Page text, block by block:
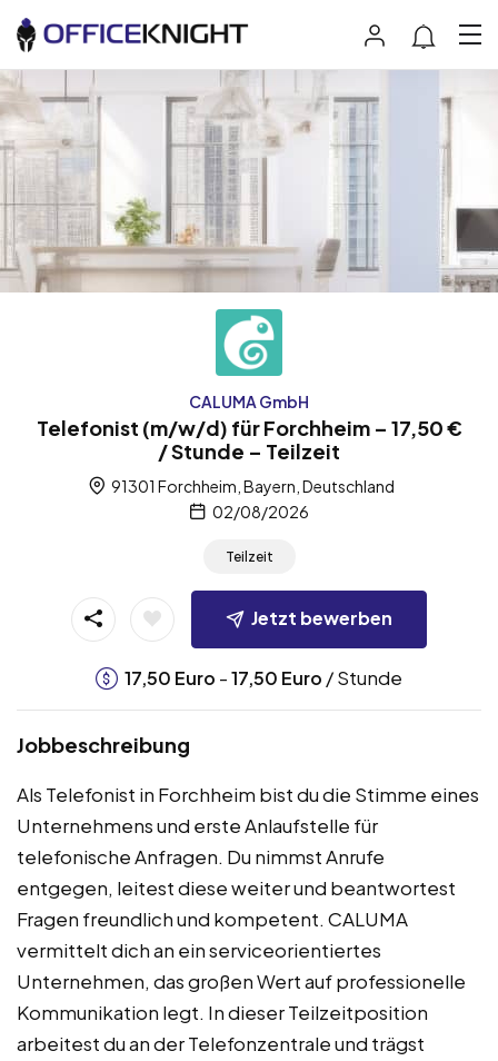
CALUMA GmbH
Telefonist (m/w/d) für Forchheim – 17,50 €
/ Stunde – Teilzeit
91301 Forchheim, Bayern, Deutschland
02/08/2026
Teilzeit
Jetzt bewerben
17,50 Euro -17,50 Euro / Stunde
Jobbeschreibung
Als Telefonist in Forchheim bist du die Stimme eines
Unternehmens und erste Anlaufstelle für
telefonische Anfragen. Du nimmst Anrufe
entgegen, leitest diese weiter und beantwortest
Fragen freundlich und kompetent. CALUMA
vermittelt dich an ein serviceorientiertes
Unternehmen, das großen Wert auf professionelle
Kommunikation legt. In dieser Teilzeitposition
arbeitest du an der Telefonzentrale und trägst